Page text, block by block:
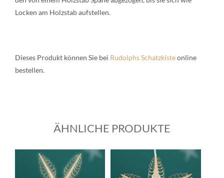
Locken am Holz­stab auf­stel­len.
Die­ses Pro­dukt kön­nen Sie bei Rudolphs Schatz­kis­teonline
bestel­len.
ÄHNLICHE PRODUKTE